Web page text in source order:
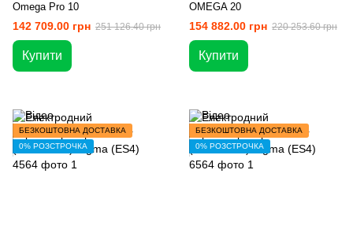
Omega Pro 10
142 709.00 грн 251 126.40 грн
Купити
OMEGA 20
154 882.00 грн 220 253.60 грн
Купити
БЕЗКОШТОВНА ДОСТАВКА
0% РОЗСТРОЧКА
БЕЗКОШТОВНА ДОСТАВКА
0% РОЗСТРОЧКА